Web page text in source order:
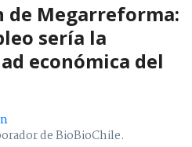
de Megarreforma:
sería la
económica del
de BioBioChile.